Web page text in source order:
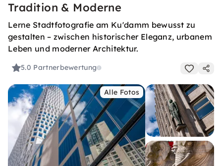
Tradition & Moderne
Lerne Stadtfotografie am Ku'damm bewusst zu
gestalten – zwischen historischer Eleganz, urbanem
Leben und moderner Architektur.
5.0 Partnerbewertung
Alle Fotos